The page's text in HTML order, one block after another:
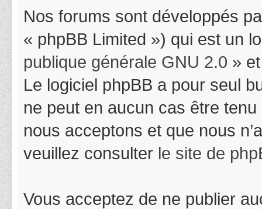
Nos forums sont développés
« phpBB Limited ») qui est un
publique générale GNU 2.0 »
Le logiciel phpBB a pour seul
ne peut en aucun cas être
nous acceptons et que nous
veuillez consulter le site de
Vous acceptez de ne publier